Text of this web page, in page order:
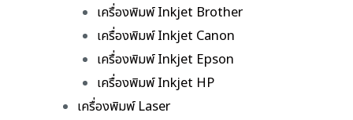
เครื่องพิมพ์ Inkjet Brother
เครื่องพิมพ์ Inkjet Canon
เครื่องพิมพ์ Inkjet Epson
เครื่องพิมพ์ Inkjet HP
เครื่องพิมพ์ Laser